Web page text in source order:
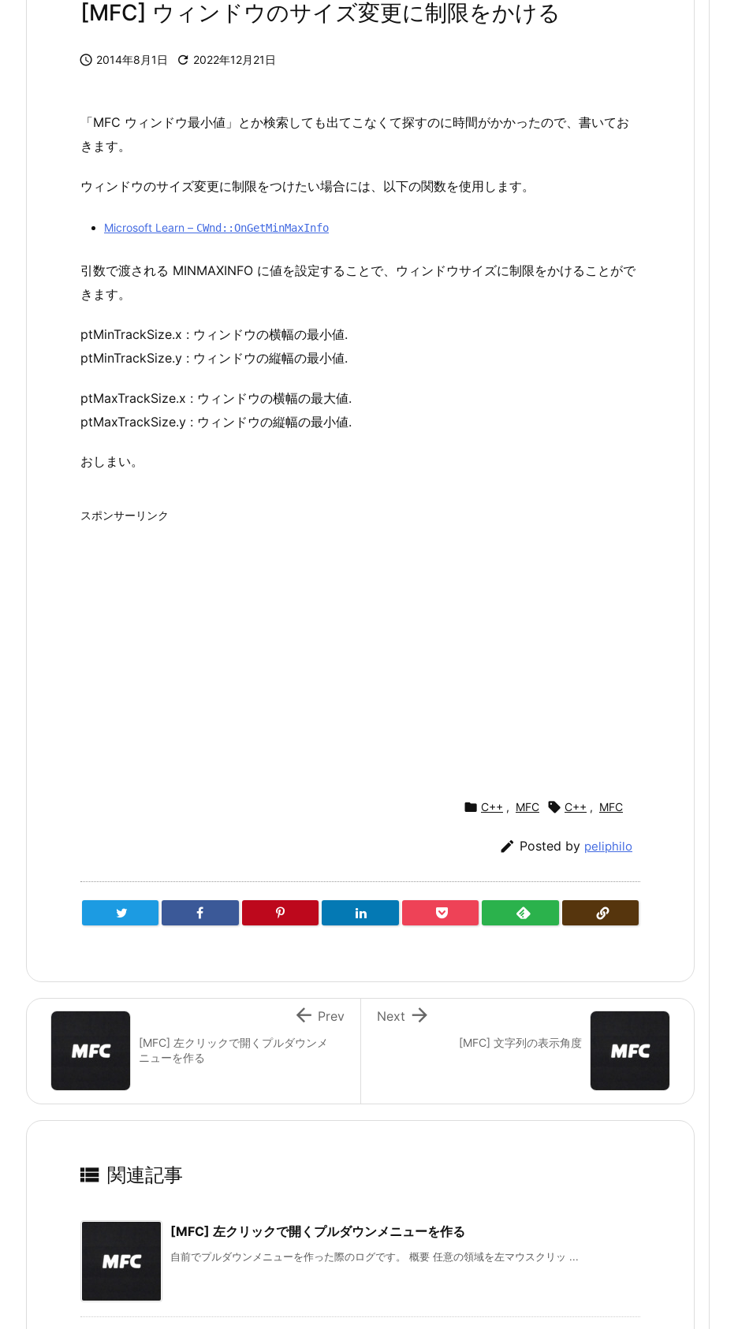
[MFC] ウィンドウのサイズ変更に制限をかける
 2014年8月1日  2022年12月21日
「MFC ウィンドウ最小値」とか検索しても出てこなくて探すのに時間がかかったので、書いてお
きます。
ウィンドウのサイズ変更に制限をつけたい場合には、以下の関数を使用します。
Microsoft Learn – CWnd::OnGetMinMaxInfo
引数で渡される MINMAXINFO に値を設定することで、ウィンドウサイズに制限をかけることがで
きます。
ptMinTrackSize.x : ウィンドウの横幅の最小値.
ptMinTrackSize.y : ウィンドウの縦幅の最小値.
ptMaxTrackSize.x : ウィンドウの横幅の最大値.
ptMaxTrackSize.y : ウィンドウの縦幅の最小値.
おしまい。
スポンサーリンク
 C++ , MFC  C++ , MFC
 Posted by peliphilo
[MFC] 文字列の表示角度

Next
[MFC] 左クリックで開くプルダウンメ
ニューを作る
 Prev
 関連記事
[MFC] 左クリックで開くプルダウンメニューを作る
自前でプルダウンメニューを作った際のログです。 概要 任意の領域を左マウスクリッ ...